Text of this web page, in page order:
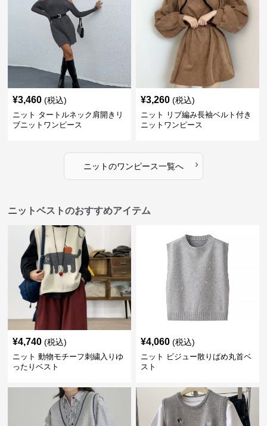
¥3,460 (税込)
ニット タートルネック肩開きリ
ブニットワンピース
¥3,260 (税込)
ニット リブ編み長袖ベルト付き
ニットワンピース
ニットのワンピース一覧へ ›
ニットベストのおすすめアイテム
¥4,740 (税込)
ニット 動物モチーフ刺繍入りゆ
ったりベスト
¥4,060 (税込)
ニット ビジュー散りばめ丸首ベ
スト